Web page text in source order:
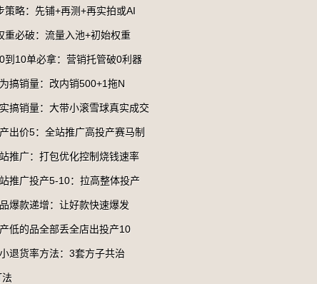
略：先铺+再测+再实拍或AI
重必破：流量入池+初始权重
到10单必拿：营销托管破0利器
搞销量：改内销500+1拖N
搞销量：大带小滚雪球真实成交
出价5：全站推广高投产赛马制
推广：打包优化控制烧钱速率
推广投产5-10：拉高整体投产
爆款递增：让好款快速爆发
低的品全部丢全店出投产10
退货率方法：3套方子共治
法